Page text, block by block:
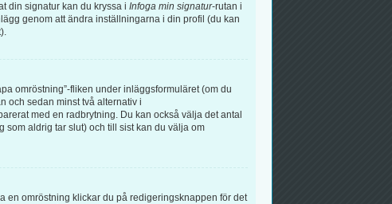
din signatur kan du kryssa i Infoga min signatur-rutan i
genom att ändra inställningarna i din profil (du kan
omröstning”-fliken under inläggsformuläret (om du
och sedan minst två alternativ i
med en radbrytning. Du kan också välja det antal
som aldrig tar slut) och till sist kan du välja om
en omröstning klickar du på redigeringsknappen för det